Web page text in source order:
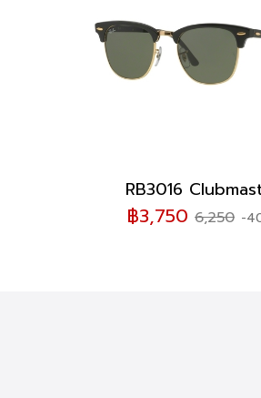
RB3016
฿3,750 6,250 -